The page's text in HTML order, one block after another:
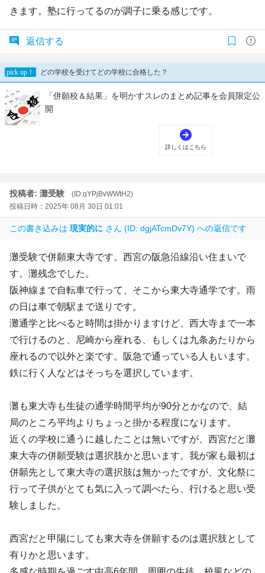
きます。塾に行ってるのが調子に乗る感じです。
返信する
投稿者: 灘受験
(ID:qYPjBvWWtH2)
投稿日時：2025年 08月 30日 01:01
この書き込みは 現実的に さん (ID: dgjATcmDv7Y) への返信です
灘受験で併願東大寺です。西宮の阪急沿線沿い住まいで
す。灘残念でした。
阪神線まで自転車で行って、そこから東大寺通学です。雨
の日は車で朝駅まで送りです。
灘通学と比べると時間は掛かりますけど、西大寺まで一本
で行けるのと、尼崎から座れる、もしくは九条あたりから
座れるので以外と楽です。阪急で通っている人もいます。
鉄に行く人などはそっちを選択しています。
灘も東大寺も生徒の通学時間平均が90分とかなので、結
局のところ平均よりちょっと掛かる程度になります。
近くの学校に通うに越したことは無いですが、西宮だと灘
東大寺の併願受験は選択肢かと思います。我が家も最初は
併願先として東大寺の選択肢は無かったですが、文化祭に
行って子供がとても気に入って調べたら、行けると思い受
験しました。
西宮だと甲陽にしても東大寺を併願するのは選択肢として
有りかと思います。